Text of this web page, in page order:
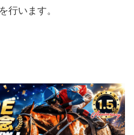
行います。